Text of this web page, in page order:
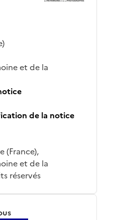
et de la
de la notice
(France),
et de la
réservés